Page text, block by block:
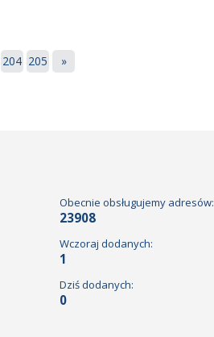
204 205 »
Obecnie obsługujemy adresów:
23908
Wczoraj dodanych:
1
Dziś dodanych:
0